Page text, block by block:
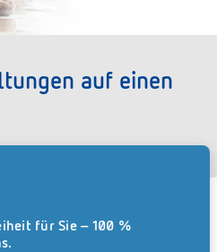
für Sie – 100 %
auf einen
von und mit REISSWOLF.